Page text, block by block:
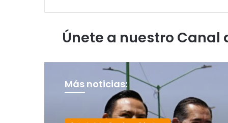
Únete a nuestro Canal
Más noticias: